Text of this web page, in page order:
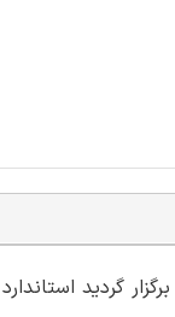
کارگروه امور زراعی